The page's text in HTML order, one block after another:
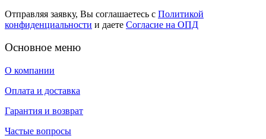
Отправляя заявку, Вы соглашаетесь с Политикой
конфиденциальности и даете Согласие на ОПД
Основное меню
О компании
Оплата и доставка
Гарантия и возврат
Частые вопросы